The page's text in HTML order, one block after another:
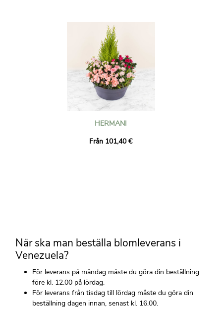
HERMANI
Från 101,40 €
När ska man beställa blomleverans i
Venezuela?
För leverans på måndag måste du göra din beställning
före kl. 12.00 på lördag.
För leverans från tisdag till lördag måste du göra din
beställning dagen innan, senast kl. 16.00.